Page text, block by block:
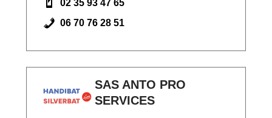
06 70 76 28 51
SAS ANTO PRO
SERVICES